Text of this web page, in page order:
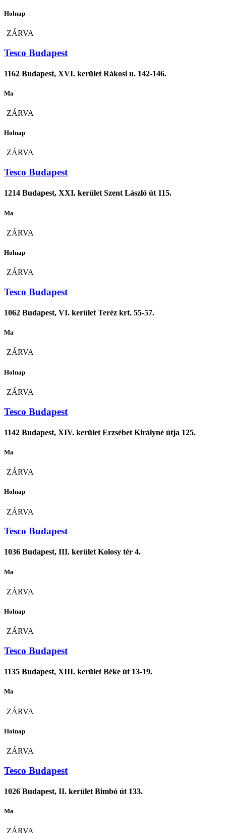
Holnap
ZÁRVA
Tesco Budapest
1162 Budapest, XVI. kerület Rákosi u. 142-146.
Ma
ZÁRVA
Holnap
ZÁRVA
Tesco Budapest
1214 Budapest, XXI. kerület Szent László út 115.
Ma
ZÁRVA
Holnap
ZÁRVA
Tesco Budapest
1062 Budapest, VI. kerület Teréz krt. 55-57.
Ma
ZÁRVA
Holnap
ZÁRVA
Tesco Budapest
1142 Budapest, XIV. kerület Erzsébet Királyné útja 125.
Ma
ZÁRVA
Holnap
ZÁRVA
Tesco Budapest
1036 Budapest, III. kerület Kolosy tér 4.
Ma
ZÁRVA
Holnap
ZÁRVA
Tesco Budapest
1135 Budapest, XIII. kerület Béke út 13-19.
Ma
ZÁRVA
Holnap
ZÁRVA
Tesco Budapest
1026 Budapest, II. kerület Bimbó út 133.
Ma
ZÁRVA